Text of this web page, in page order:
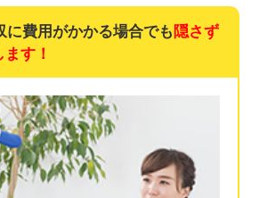
に費用がかかる場合でも 隠さず
す！